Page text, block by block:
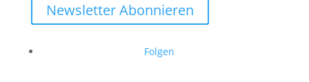
Newsletter Abonnieren
Folgen